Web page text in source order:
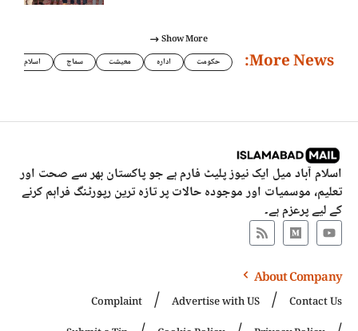
Show More
More News: حکومت ادارہ معیشت سماج اسلام
اسلام آباد میل ایک نیوز پلیٹ فارم ہے جو پاکستان بھر سے صحت اور
تعلیم، موسمیات اور موجودہ حالات پر تازہ ترین رپورٹنگ فراہم کرنے
کے لیے پرعزم ہے۔
About Company
Contact Us
Advertise with US
Complaint